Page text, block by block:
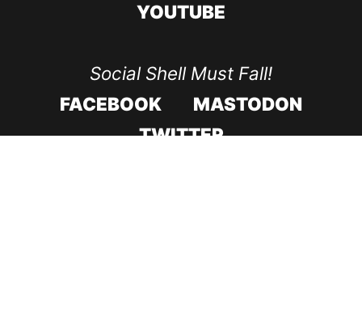
YOUTUBE
Social Shell Must Fall!
FACEBOOK
MASTODON
TWITTER